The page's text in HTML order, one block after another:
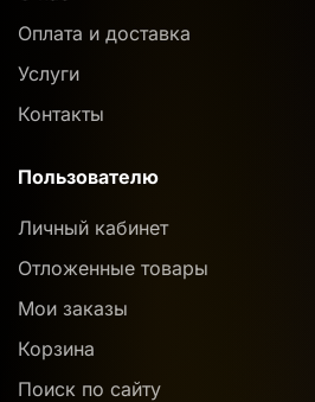
Оплата и доставка
Услуги
Контакты
Пользователю
Личный кабинет
Отложенные товары
Мои заказы
Корзина
Поиск по сайту